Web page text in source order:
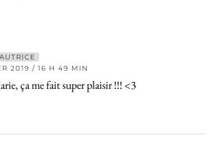
2019 / 16 H 49 MIN
ça me fait super plaisir !!! <3